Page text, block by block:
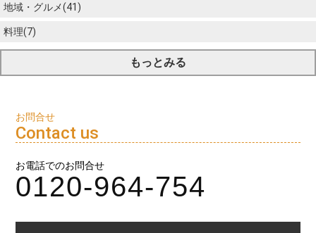
地域・グルメ(41)
料理(7)
もっとみる
お問合せ
Contact us
お電話でのお問合せ
0120-964-754